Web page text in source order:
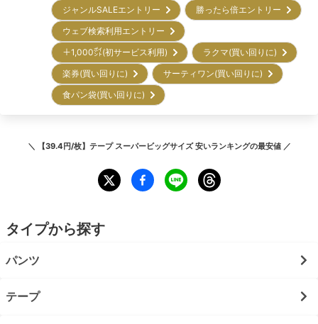
ジャンルSALEエントリー
勝ったら倍エントリー
ウェブ検索利用エントリー
＋1,000㌽(初サービス利用)
ラクマ(買い回りに)
楽券(買い回りに)
サーティワン(買い回りに)
食パン袋(買い回りに)
＼ 【39.4円/枚】テープ スーパービッグサイズ 安いランキングの最安値 ／
タイプから探す
パンツ
テープ